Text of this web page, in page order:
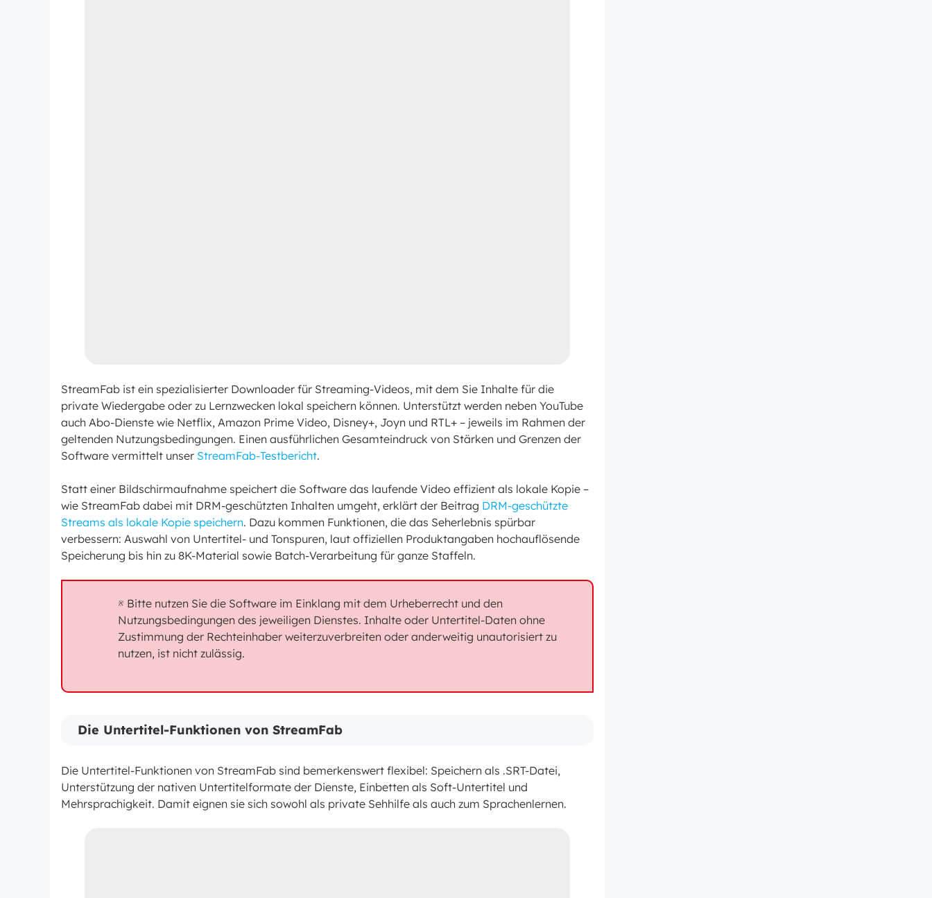
StreamFab ist ein spezialisierter Downloader für Streaming-Videos, mit dem Sie Inhalte für die
private Wiedergabe oder zu Lernzwecken lokal speichern können. Unterstützt werden neben YouTube
auch Abo-Dienste wie Netflix, Amazon Prime Video, Disney+, Joyn und RTL+ – jeweils im Rahmen der
geltenden Nutzungsbedingungen. Einen ausführlichen Gesamteindruck von Stärken und Grenzen der
Software vermittelt unser StreamFab-Testbericht.
Statt einer Bildschirmaufnahme speichert die Software das laufende Video effizient als lokale Kopie –
wie StreamFab dabei mit DRM-geschützten Inhalten umgeht, erklärt der Beitrag DRM-geschützte
Streams als lokale Kopie speichern. Dazu kommen Funktionen, die das Seherlebnis spürbar
verbessern: Auswahl von Untertitel- und Tonspuren, laut offiziellen Produktangaben hochauflösende
Speicherung bis hin zu 8K-Material sowie Batch-Verarbeitung für ganze Staffeln.
※ Bitte nutzen Sie die Software im Einklang mit dem Urheberrecht und den
Nutzungsbedingungen des jeweiligen Dienstes. Inhalte oder Untertitel-Daten ohne
Zustimmung der Rechteinhaber weiterzuverbreiten oder anderweitig unautorisiert zu
nutzen, ist nicht zulässig.
Die Untertitel-Funktionen von StreamFab
Die Untertitel-Funktionen von StreamFab sind bemerkenswert flexibel: Speichern als .SRT-Datei,
Unterstützung der nativen Untertitelformate der Dienste, Einbetten als Soft-Untertitel und
Mehrsprachigkeit. Damit eignen sie sich sowohl als private Sehhilfe als auch zum Sprachenlernen.